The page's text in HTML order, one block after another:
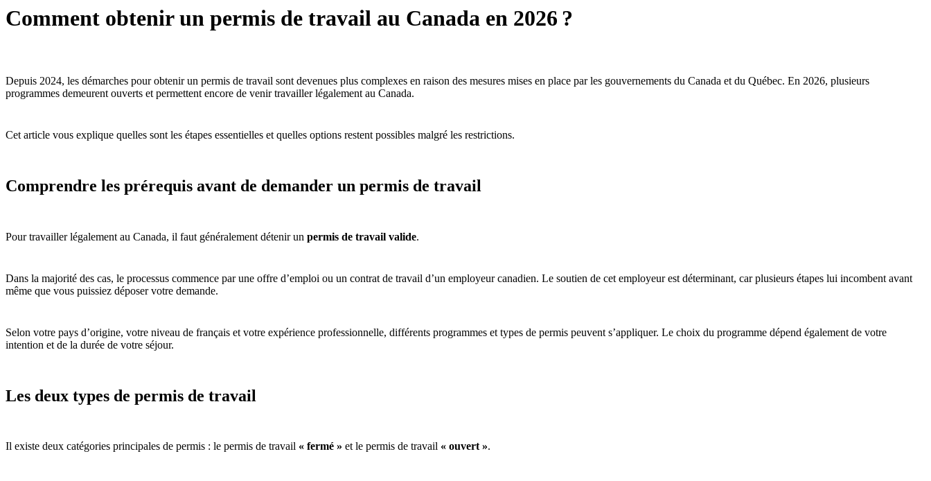
Comment obtenir un permis de travail au Canada en 2026 ?
Depuis 2024, les démarches pour obtenir un permis de travail sont devenues plus complexes en raison des mesures mises en place par les gouvernements du Canada et du Québec. En 2026, plusieurs
programmes demeurent ouverts et permettent encore de venir travailler légalement au Canada.
Cet article vous explique quelles sont les étapes essentielles et quelles options restent possibles malgré les restrictions.
Comprendre les prérequis avant de demander un permis de travail
Pour travailler légalement au Canada, il faut généralement détenir un permis de travail valide.
Dans la majorité des cas, le processus commence par une offre d’emploi ou un contrat de travail d’un employeur canadien. Le soutien de cet employeur est déterminant, car plusieurs étapes lui incombent avant
même que vous puissiez déposer votre demande.
Selon votre pays d’origine, votre niveau de français et votre expérience professionnelle, différents programmes et types de permis peuvent s’appliquer. Le choix du programme dépend également de votre
intention et de la durée de votre séjour.
Les deux types de permis de travail
Il existe deux catégories principales de permis : le permis de travail « fermé » et le permis de travail « ouvert ».